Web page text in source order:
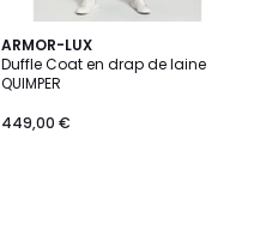
ARMOR-LUX
Duffle Coat en drap de laine
QUIMPER
449,00 €